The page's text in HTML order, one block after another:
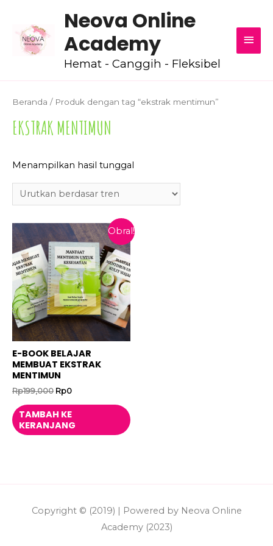
Neova Online
Academy
Hemat - Canggih - Fleksibel
Beranda / Produk dengan tag “ekstrak mentimun”
EKSTRAK MENTIMUN
Menampilkan hasil tunggal
Obral!
E-BOOK BELAJAR
MEMBUAT EKSTRAK
MENTIMUN
Rp199,000 Harga
adalah:
Rp199,000.
Rp0Harga
ini
adalah:
Rp0.
TAMBAH KE
KERANJANG
Copyright © (2019) | Powered by Neova Online
Academy (2023)